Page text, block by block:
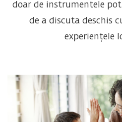
doar de instrumentele
de a discuta deschis
experiențele